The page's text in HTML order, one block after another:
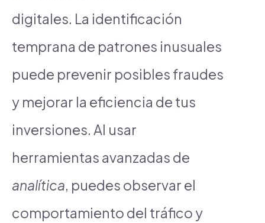
digitales. La identificación
temprana de patrones inusuales
puede prevenir posibles fraudes
y mejorar la eficiencia de tus
inversiones. Al usar
herramientas avanzadas de
analítica, puedes observar el
comportamiento del tráfico y